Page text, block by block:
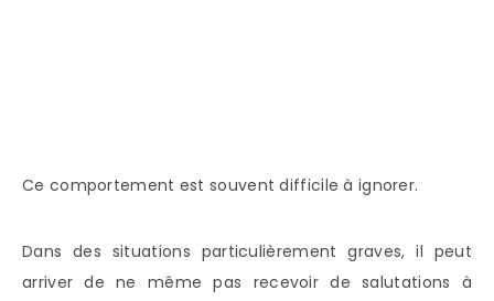
Ce comportement est souvent difficile à ignorer.
Dans des situations particulièrement graves, il peut
arriver de ne même pas recevoir de salutations à